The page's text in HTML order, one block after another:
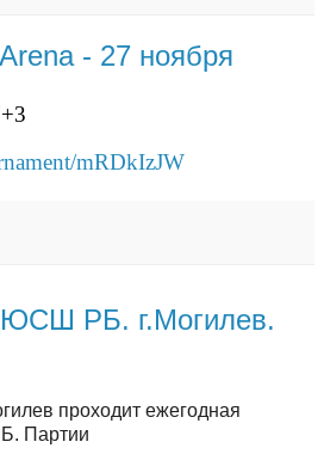
- 27 ноября
mRDkIzJW
РБ. г.Могилев.
проходит ежегодная
Партии